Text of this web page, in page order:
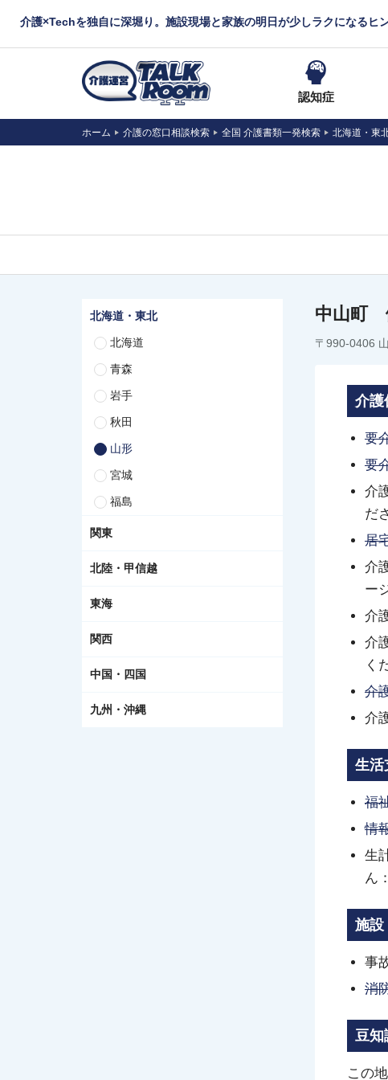
介護×Techを独自に深堀り。施設現場と家族の明日が少しラクになるヒ
認知症
ホーム 介護の窓口相談検索 全国 介護書類一発検索 北海道・東
北海道・東北
北海道
青森
岩手
秋田
山形
宮城
福島
関東
北陸・甲信越
東海
関西
中国・四国
九州・沖縄
中山町
〒990-0406
介護
要
要
介
だ
居
介
ー
介
介
く
介
介
生活
福
情
生
ん
施設
事
消
豆知
この